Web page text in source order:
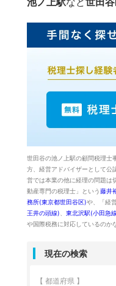
世田谷の池ノ上駅の顧問税理士
方、経営アドバイザーとして公
営では本業の他に経理の問題は
動産専門の税理士」という藤井
務所(東京都世田谷区)や、「経
王井の頭線)
東北沢駅(小田急
や国際税務に対応しているのか
現在の検索
【 都道府県 】